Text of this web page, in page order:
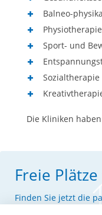
Balneo-
Physiotherapie
Sport- und
Die Kliniken
Freie
Finden Sie jetzt die